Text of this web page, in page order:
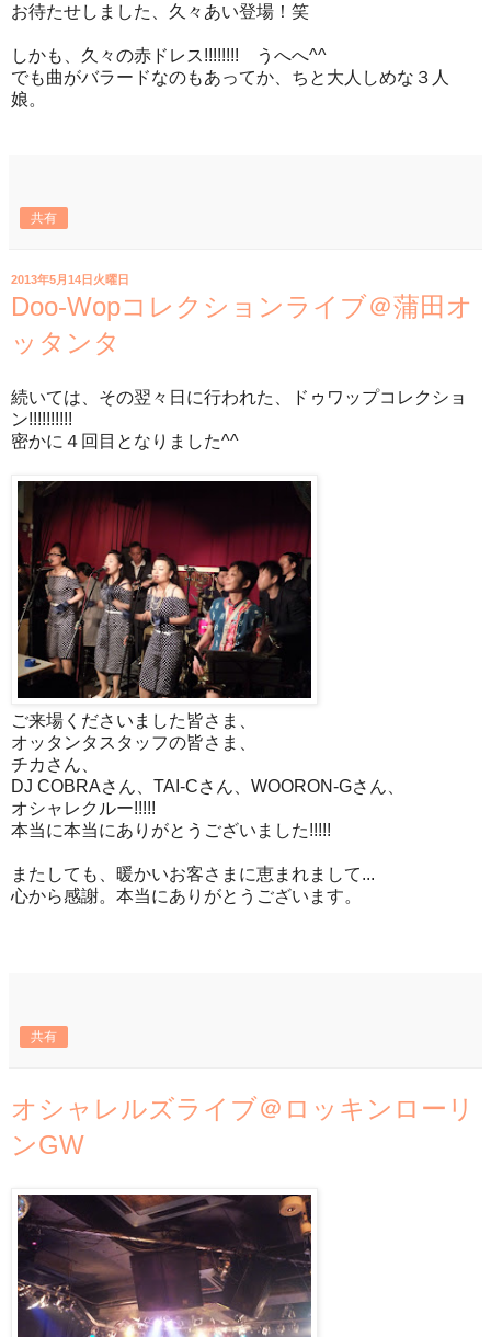
お待たせしました、久々あい登場！笑
しかも、久々の赤ドレス!!!!!!!! うへへ^^
でも曲がバラードなのもあってか、ちと大人しめな３人
娘。
共有
2013年5月14日火曜日
Doo-Wopコレクションライブ＠蒲田オ
ッタンタ
続いては、その翌々日に行われた、ドゥワップコレクショ
ン!!!!!!!!!!
密かに４回目となりました^^
ご来場くださいました皆さま、
オッタンタスタッフの皆さま、
チカさん、
DJ COBRAさん、TAI-Cさん、WOORON-Gさん、
オシャレクルー!!!!!
本当に本当にありがとうございました!!!!!
またしても、暖かいお客さまに恵まれまして...
心から感謝。本当にありがとうございます。
共有
オシャレルズライブ＠ロッキンローリ
ンGW